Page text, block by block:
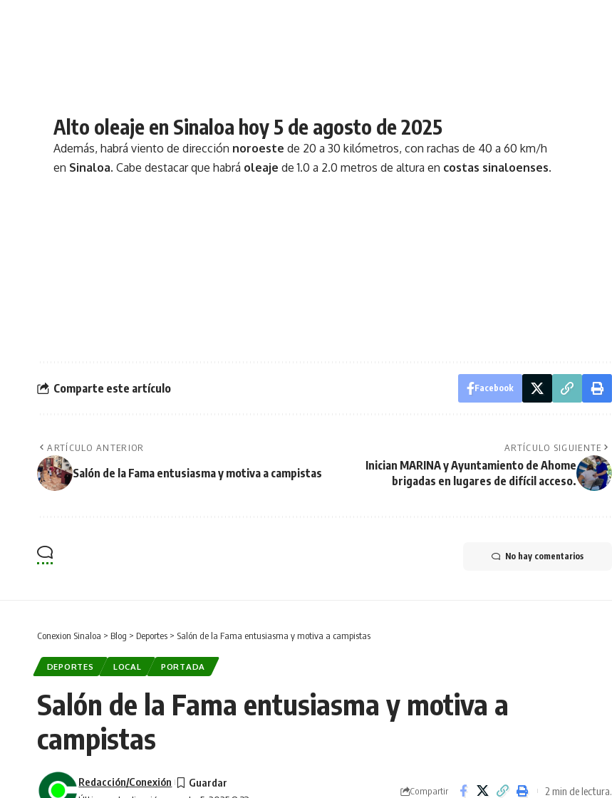
Alto oleaje en Sinaloa hoy 5 de agosto de 2025
Además, habrá viento de dirección noroeste de 20 a 30 kilómetros, con rachas de 40 a 60 km/h
en Sinaloa. Cabe destacar que habrá oleaje de 1.0 a 2.0 metros de altura en costas sinaloenses.
Comparte este artículo Facebook
ARTÍCULO ANTERIOR
Salón de la Fama entusiasma y motiva a campistas
ARTÍCULO SIGUIENTE
Inician MARINA y Ayuntamiento de Ahome
brigadas en lugares de difícil acceso.
No hay comentarios
Conexion Sinaloa > Blog > Deportes > Salón de la Fama entusiasma y motiva a campistas
DEPORTES LOCAL PORTADA
Salón de la Fama entusiasma y motiva a
campistas
Redacción/Conexión
Compartir 2 min de lectura.